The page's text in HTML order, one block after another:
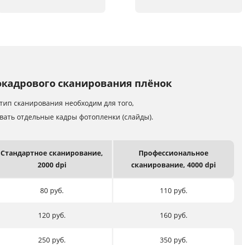
сканирования плёнок
сканирования необходим для того,
отдельные кадры фотопленки (слайды).
Стандартное сканирование,
2000 dpi
Профессиональное
сканирование, 4000 dpi
80 руб. 110 руб.
120 руб. 160 руб.
250 руб. 350 руб.